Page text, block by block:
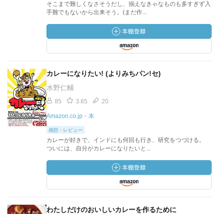
そこまで難しくなさそうだし、揃えなきゃなものも多すぎず入
手難でもないから出来そう。(まだ作...
カレーになりたい! (よりみちパン!セ)
水野仁輔
85 3.65 20
Amazon.co.jp・本
感想・レビュー
カレーが好きで、インドにも何回も行き、研究をつづける。
ついには、自分がカレーになりたいと...
わたしだけのおいしいカレーを作るために